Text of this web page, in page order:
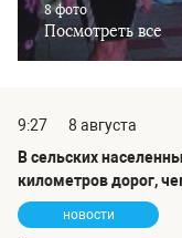
8 фото
Посмотреть все
9:27
8 августа
В сельских
километров дорог,
новости